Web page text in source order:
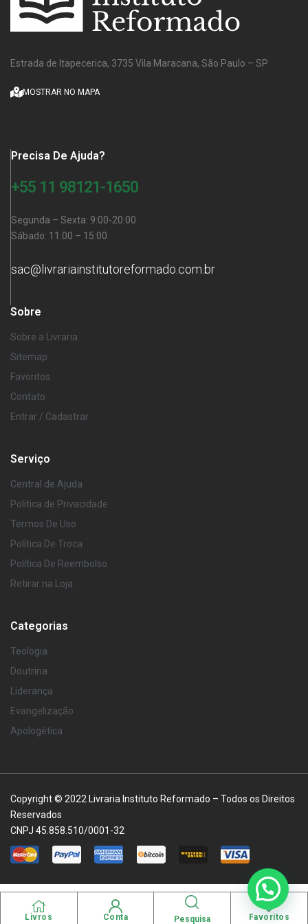
Livros Conta Pesquisa Favoritos
Estrada de Itapecerica, 3735 Vila Maracana, São Paulo – SP
MOSTRAR NO MAPA
Precisa De Ajuda?
+55 11 98121-1650
Segunda – Sexta: 9:00-20:00
Sábado: 11:00 – 15:00
sac@livrariainstitutoreformado.com.br
Sobre
Sobre a Livraria
Sitemap
Favoritos
Contato
Entrar / Cadastrar
Serviço
Central de Ajuda
Política de Privacidade
Termos De Uso
Política De Troca
Política De Reembolso
Retirar na Loja
Categorias
Teologia
Doutrina
Liderança
Evangelização
Apologética
Copyright © 2022 Livraria Instituto Reformado – Todos os Direitos
Reservados
CNPJ 45.858.510/0001-32